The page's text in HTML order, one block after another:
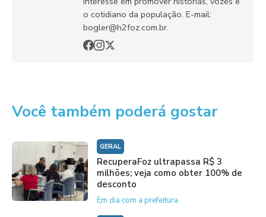
o cotidiano da população. E-mail:
bogler@h2foz.com.br.
Você também poderá gostar
GERAL
RecuperaFoz ultrapassa R$ 3
milhões; veja como obter 100% de
desconto
Em dia com a prefeitura